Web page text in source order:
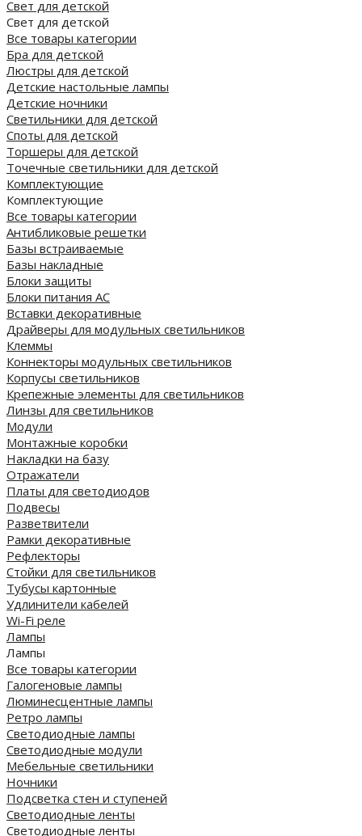
Свет для детской
Свет для детской
Все товары категории
Бра для детской
Люстры для детской
Детские настольные лампы
Детские ночники
Светильники для детской
Споты для детской
Торшеры для детской
Точечные светильники для детской
Комплектующие
Комплектующие
Все товары категории
Антибликовые решетки
Базы встраиваемые
Базы накладные
Блоки защиты
Блоки питания AC
Вставки декоративные
Драйверы для модульных светильников
Клеммы
Коннекторы модульных светильников
Корпусы светильников
Крепежные элементы для светильников
Линзы для светильников
Модули
Монтажные коробки
Накладки на базу
Отражатели
Платы для светодиодов
Подвесы
Разветвители
Рамки декоративные
Рефлекторы
Стойки для светильников
Тубусы картонные
Удлинители кабелей
Wi-Fi реле
Лампы
Лампы
Все товары категории
Галогеновые лампы
Люминесцентные лампы
Ретро лампы
Светодиодные лампы
Светодиодные модули
Мебельные светильники
Ночники
Подсветка стен и ступеней
Светодиодные ленты
Светодиодные ленты